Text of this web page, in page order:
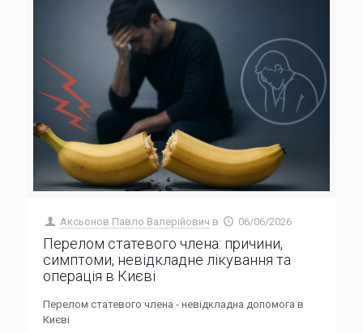
Аксьонов Павло Валерійович в 06/06/2026
Перелом статевого члена: причини,
симптоми, невідкладне лікування та
операція в Києві
Перелом статевого члена - невідкладна допомога в
Києві